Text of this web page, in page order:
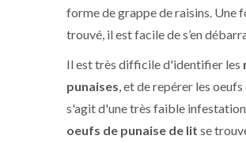
forme de grappe de raisins. Une
trouvé, il est facile de s’en
Il est très difficile d'identifier les
punaises , et de repérer les
s'agit d'une très faible
oeufs de punaise de lit se